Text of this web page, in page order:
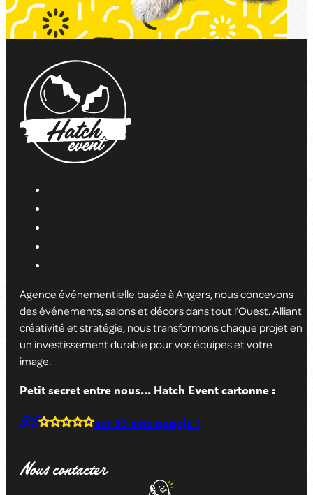
Agence événementielle basée à Angers, nous concevons
des événements, salons et décors dans tout l’Ouest. Alliant
créativité et stratégie, nous transformons chaque projet en
un investissement durable pour vos équipes et votre
image.
Petit secret entre nous... Hatch Event cartonne :
5/5 sur 33 avisgoogle !
Nous contacter